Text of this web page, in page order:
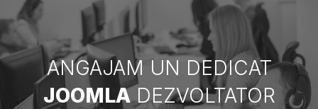
EXPERTIZĂ
CUM FUNCTIONEAZÃ?
CARIERE
ANGAJA
ANGAJAM UN DEDICAT
JOOMLADEZVOLTATOR